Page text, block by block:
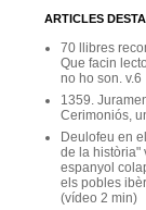
ARTICLES
70 llibres
Que facin
no ho son. v.6
1359.
Cerimoniós,
Deulofeu en
de la història"
espanyol
els pobles
(vídeo 2 min)